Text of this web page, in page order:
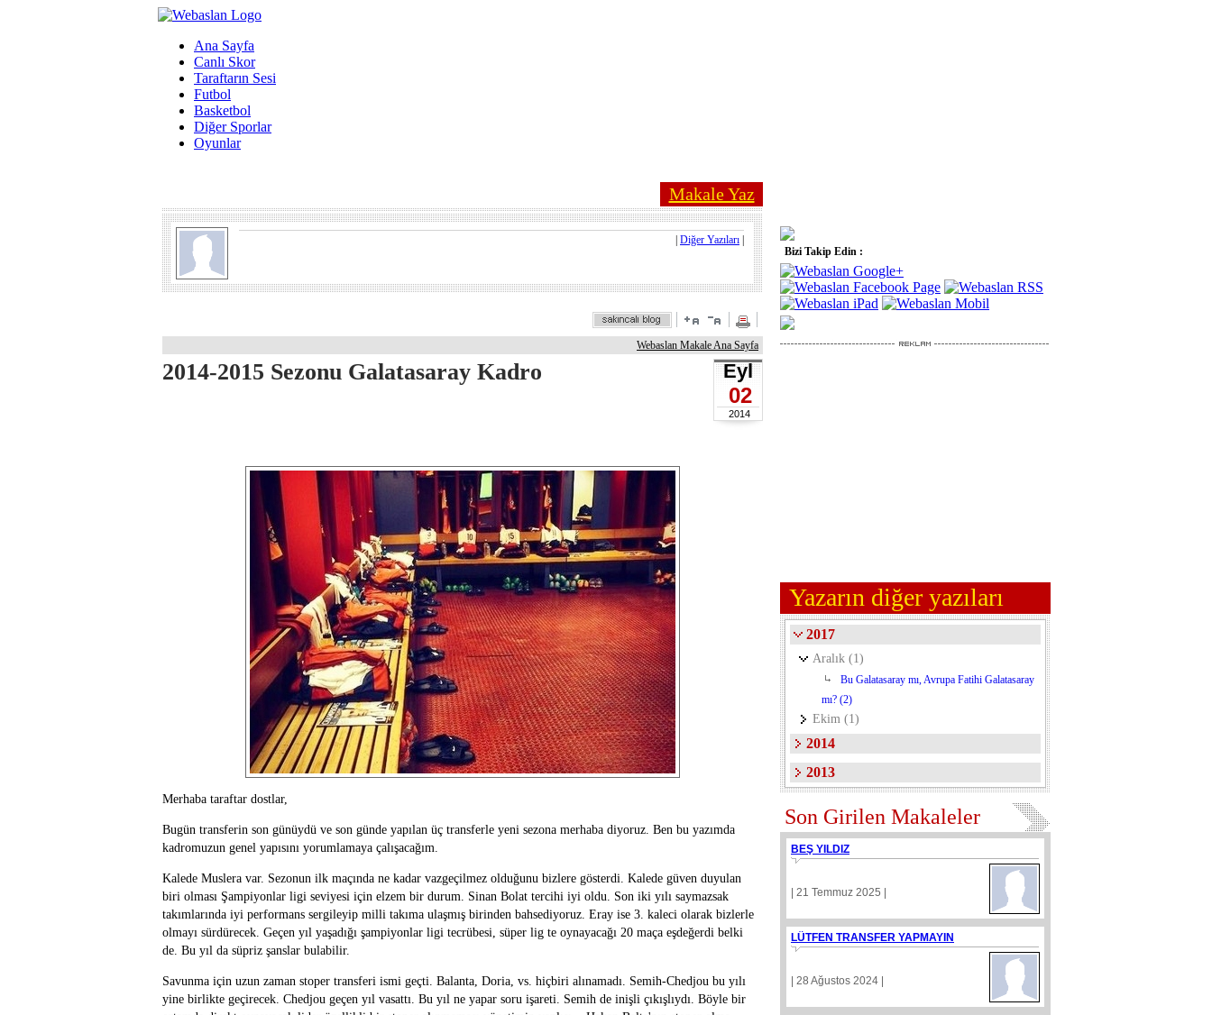
Ana Sayfa
Canlı Skor
Taraftarın Sesi
Futbol
Basketbol
Diğer Sporlar
Oyunlar
Makale Yaz
Diğer Yazıları
Webaslan Makale Ana Sayfa
2014-2015 Sezonu Galatasaray Kadro Eyl
02
2014
Merhaba taraftar dostlar,
Bugün transferin son günüydü ve son günde yapılan üç transferle yeni sezona merhaba diyoruz. Ben bu yazımda
kadromuzun genel yapısını yorumlamaya çalışacağım.
Kalede Muslera var. Sezonun ilk maçında ne kadar vazgeçilmez olduğunu bizlere gösterdi. Kalede güven duyulan
biri olması Şampiyonlar ligi seviyesi için elzem bir durum. Sinan Bolat tercihi iyi oldu. Son iki yılı saymazsak
takımlarında iyi performans sergileyip milli takıma ulaşmış birinden bahsediyoruz. Eray ise 3. kaleci olarak bizlerle
olmayı sürdürecek. Geçen yıl yaşadığı şampiyonlar ligi tecrübesi, süper lig te oynayacağı 20 maça eşdeğerdi belki
de. Bu yıl da süpriz şanslar bulabilir.
Savunma için uzun zaman stoper transferi ismi geçti. Balanta, Doria, vs. hiçbiri alınamadı. Semih-Chedjou bu yılı
yine birlikte geçirecek. Chedjou geçen yıl vasattı. Bu yıl ne yapar soru işareti. Semih de inişli çıkışlıydı. Böyle bir
Bizi Takip Edin :
Yazarın diğer yazıları
2017
Aralık (1)
Bu Galatasaray mı, Avrupa Fatihi Galatasaray
mı? (2)
Ekim (1)
2014
2013
Son Girilen Makaleler
BEŞ YILDIZ
| 21 Temmuz 2025 |
LÜTFEN TRANSFER YAPMAYIN
| 28 Ağustos 2024 |